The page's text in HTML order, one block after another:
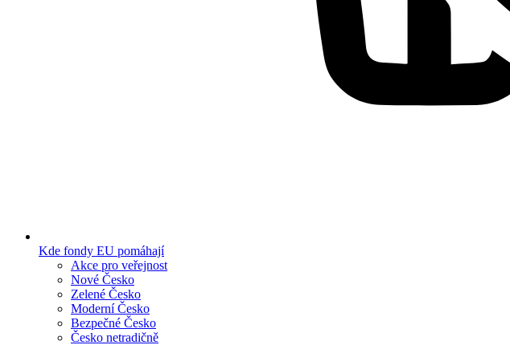
Kde fondy EU pomáhají
Akce pro veřejnost
Nové Česko
Zelené Česko
Moderní Česko
Bezpečné Česko
Česko netradičně